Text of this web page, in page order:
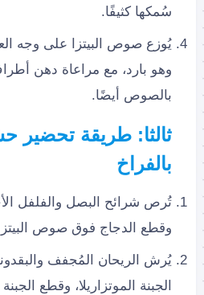
سُمكها كثيفًا.
يُوزع صوص البيتزا على وجه
وهو بارد، مع مراعاة دهن
بالصوص أيضًا.
ثالثا: طريقة تحضير
بالفراخ
تُرص شرائح البصل والفلفل
وقطع الدجاج فوق صوص
يُرش الريحان المُجفف
الجبنة الموتزاريلا، وقطع